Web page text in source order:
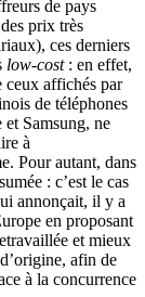
de pays
prix très
ces derniers
low-cost: en effet,
ceux affichés par
de téléphones
Samsung, ne
à
Pour autant, dans
: c’est le cas
annonçait, il y a
en proposant
et mieux
afin de
à la concurrence